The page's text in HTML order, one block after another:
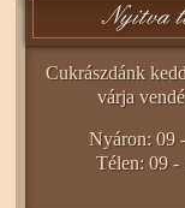
Cukrászdánk
várja
Nyáron: 09
Télen: 09 -